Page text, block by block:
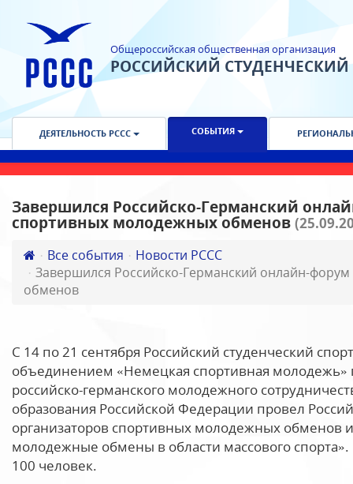
Общероссийская общественная организация
РОССИЙСКИЙ
ДЕЯТЕЛЬНОСТЬ РССС СОБЫТИЯ
Завершился Российско-Германский
спортивных молодежных обменов
Все события
Новости РССС
Завершился Российско-Германский онлайн-
обменов
С 14 по 21 сентября Российский студенческий
объединением «Немецкая спортивная
российско-германского молодежного
образования Российской Федерации провел
организаторов спортивных молодежных обменов
молодежные обмены в области массового
100 человек.